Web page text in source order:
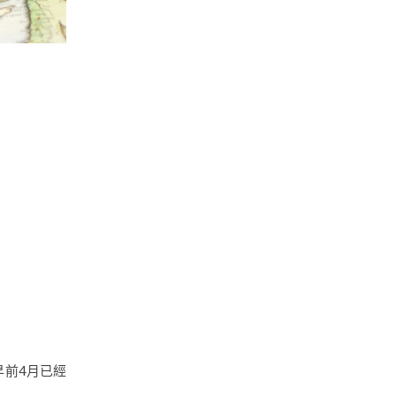
前4月已經